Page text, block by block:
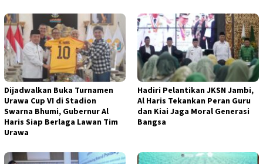
Dijadwalkan Buka Turnamen
Urawa Cup VI di Stadion
Swarna Bhumi, Gubernur Al
Haris Siap Berlaga Lawan Tim
Urawa
Hadiri Pelantikan JKSN Jambi,
Al Haris Tekankan Peran Guru
dan Kiai Jaga Moral Generasi
Bangsa